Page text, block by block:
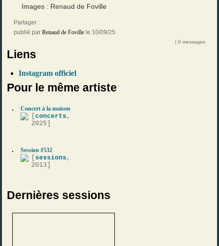
Images : Renaud de Foville
Partager :
publié par Renaud de Foville le 10/09/25
| 0 messages
Liens
Instagram officiel
Pour le même artiste
Concert à la maison
[concerts ,
2025]
Session #532
sessions ,
2013]
Dernières sessions